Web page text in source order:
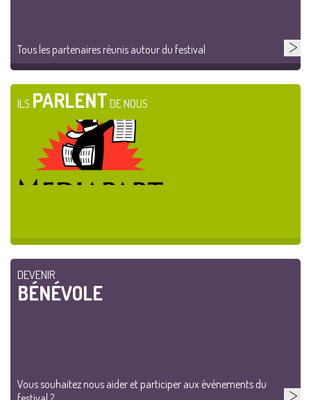
Tous les partenaires réunis autour du festival
ILS PARLENT DE NOUS
DEVENIR
BÉNÉVOLE
Vous souhaitez nous aider et participer aux événements du